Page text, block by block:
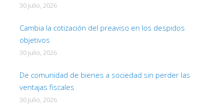
30 julio, 2026
Cambia la cotización del preaviso en los despidos
objetivos
30 julio, 2026
De comunidad de bienes a sociedad sin perder las
ventajas fiscales
30 julio, 2026